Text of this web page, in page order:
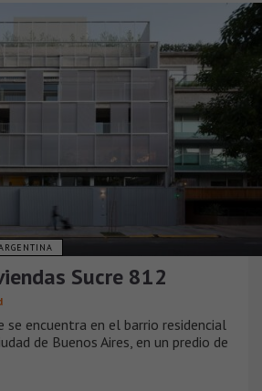
Sucre 812
se encuentra en el barrio residencial
de Buenos Aires, en un predio de